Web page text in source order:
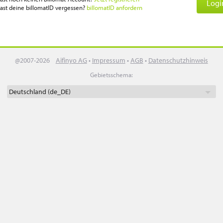
deine billomatID vergessen? billomatID anfordern
@2007-2026 Aifinyo AG • Impressum •AGB • Datenschutzhinweis
Gebietsschema: